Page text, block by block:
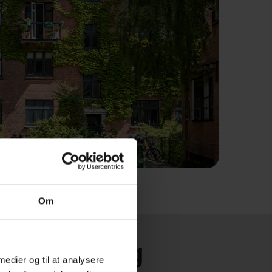
Om
og til at analysere